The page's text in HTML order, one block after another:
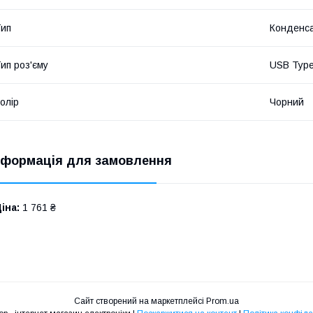
роз'єму USB
Чорний
для замовлення
1 761 ₴
Сайт створений на маркетплейсі Prom.ua